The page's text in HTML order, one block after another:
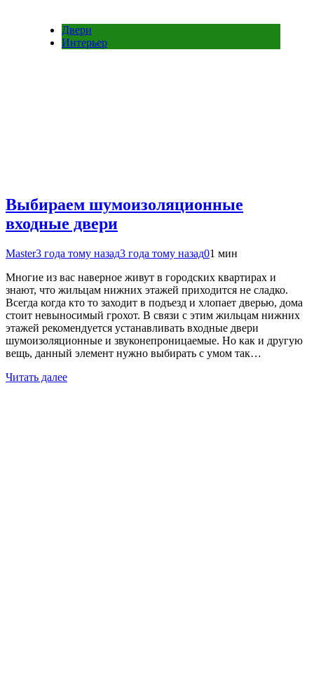
Двери
Интерьер
Выбираем шумоизоляционные
входные двери
Master3 года тому назад3 года тому назад01 мин
Многие из вас наверное живут в городских квартирах и
знают, что жильцам нижних этажей приходится не сладко.
Всегда когда кто то заходит в подъезд и хлопает дверью, дома
стоит невыносимый грохот. В связи с этим жильцам нижних
этажей рекомендуется устанавливать входные двери
шумоизоляционные и звуконепроницаемые. Но как и другую
вещь, данный элемент нужно выбирать с умом так…
Читать далее